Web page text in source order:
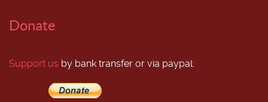
Donate
Support us by bank transfer or via paypal: